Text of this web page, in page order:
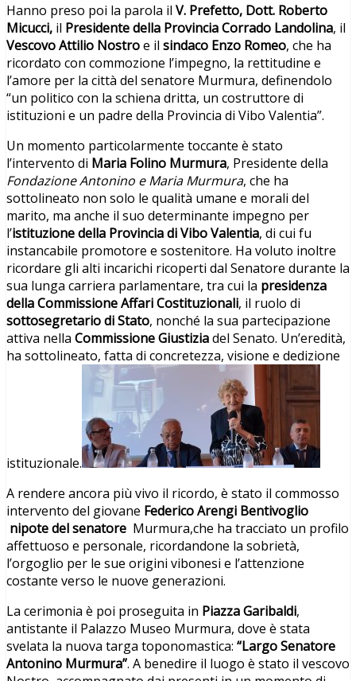
Hanno preso poi la parola il V. Prefetto, Dott. Roberto
Micucci, il Presidente della Provincia Corrado Landolina, il
Vescovo Attilio Nostroe il sindaco Enzo Romeo, che ha
ricordato con commozione l’impegno, la rettitudine e
l’amore per la città del senatore Murmura, definendolo
“un politico con la schiena dritta, un costruttore di
istituzioni e un padre della Provincia di Vibo Valentia”.
Un momento particolarmente toccante è stato
l’intervento di Maria Folino Murmura, Presidente della
Fondazione Antonino e Maria Murmura, che ha
sottolineato non solo le qualità umane e morali del
marito, ma anche il suo determinante impegno per
l’istituzione della Provincia di Vibo Valentia, di cui fu
instancabile promotore e sostenitore. Ha voluto inoltre
ricordare gli alti incarichi ricoperti dal Senatore durante la
sua lunga carriera parlamentare, tra cui la presidenza
della Commissione Affari Costituzionali, il ruolo di
sottosegretario di Stato, nonché la sua partecipazione
attiva nella Commissione Giustiziadel Senato. Un’eredità,
ha sottolineato, fatta di concretezza, visione e dedizione
istituzionale.
A rendere ancora più vivo il ricordo, è stato il commosso
intervento del giovane Federico Arengi Bentivoglio
nipote del senatore Murmura,che ha tracciato un profilo
affettuoso e personale, ricordandone la sobrietà,
l’orgoglio per le sue origini vibonesi e l’attenzione
costante verso le nuove generazioni.
La cerimonia è poi proseguita in Piazza Garibaldi,
antistante il Palazzo Museo Murmura, dove è stata
svelata la nuova targa toponomastica: “Largo Senatore
Antonino Murmura”. A benedire il luogo è stato il vescovo